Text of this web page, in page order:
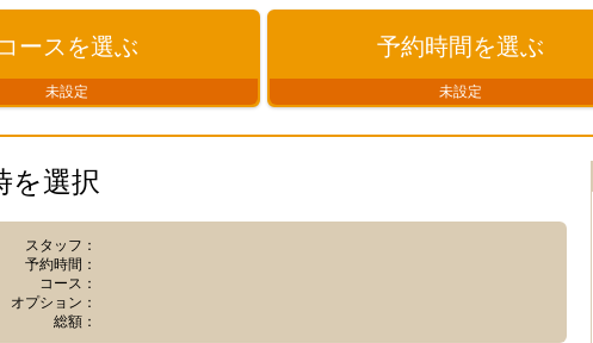
コースを選ぶ
未設定
予約時間を選ぶ
未設定
を選択
スタッフ：
予約時間：
コース：
オプション：
総額：